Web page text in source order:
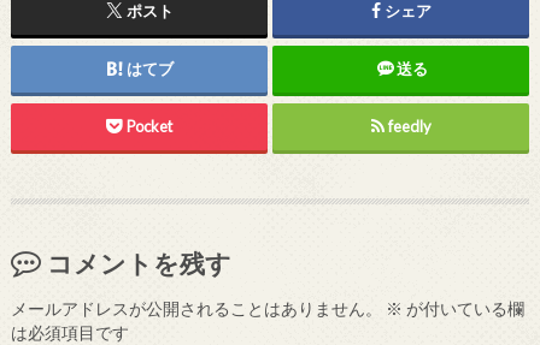
ポスト シェア
はてブ 送る
Pocket feedly
コメントを残す
メールアドレスが公開されることはありません。 ※ が付いている欄
は必須項目です